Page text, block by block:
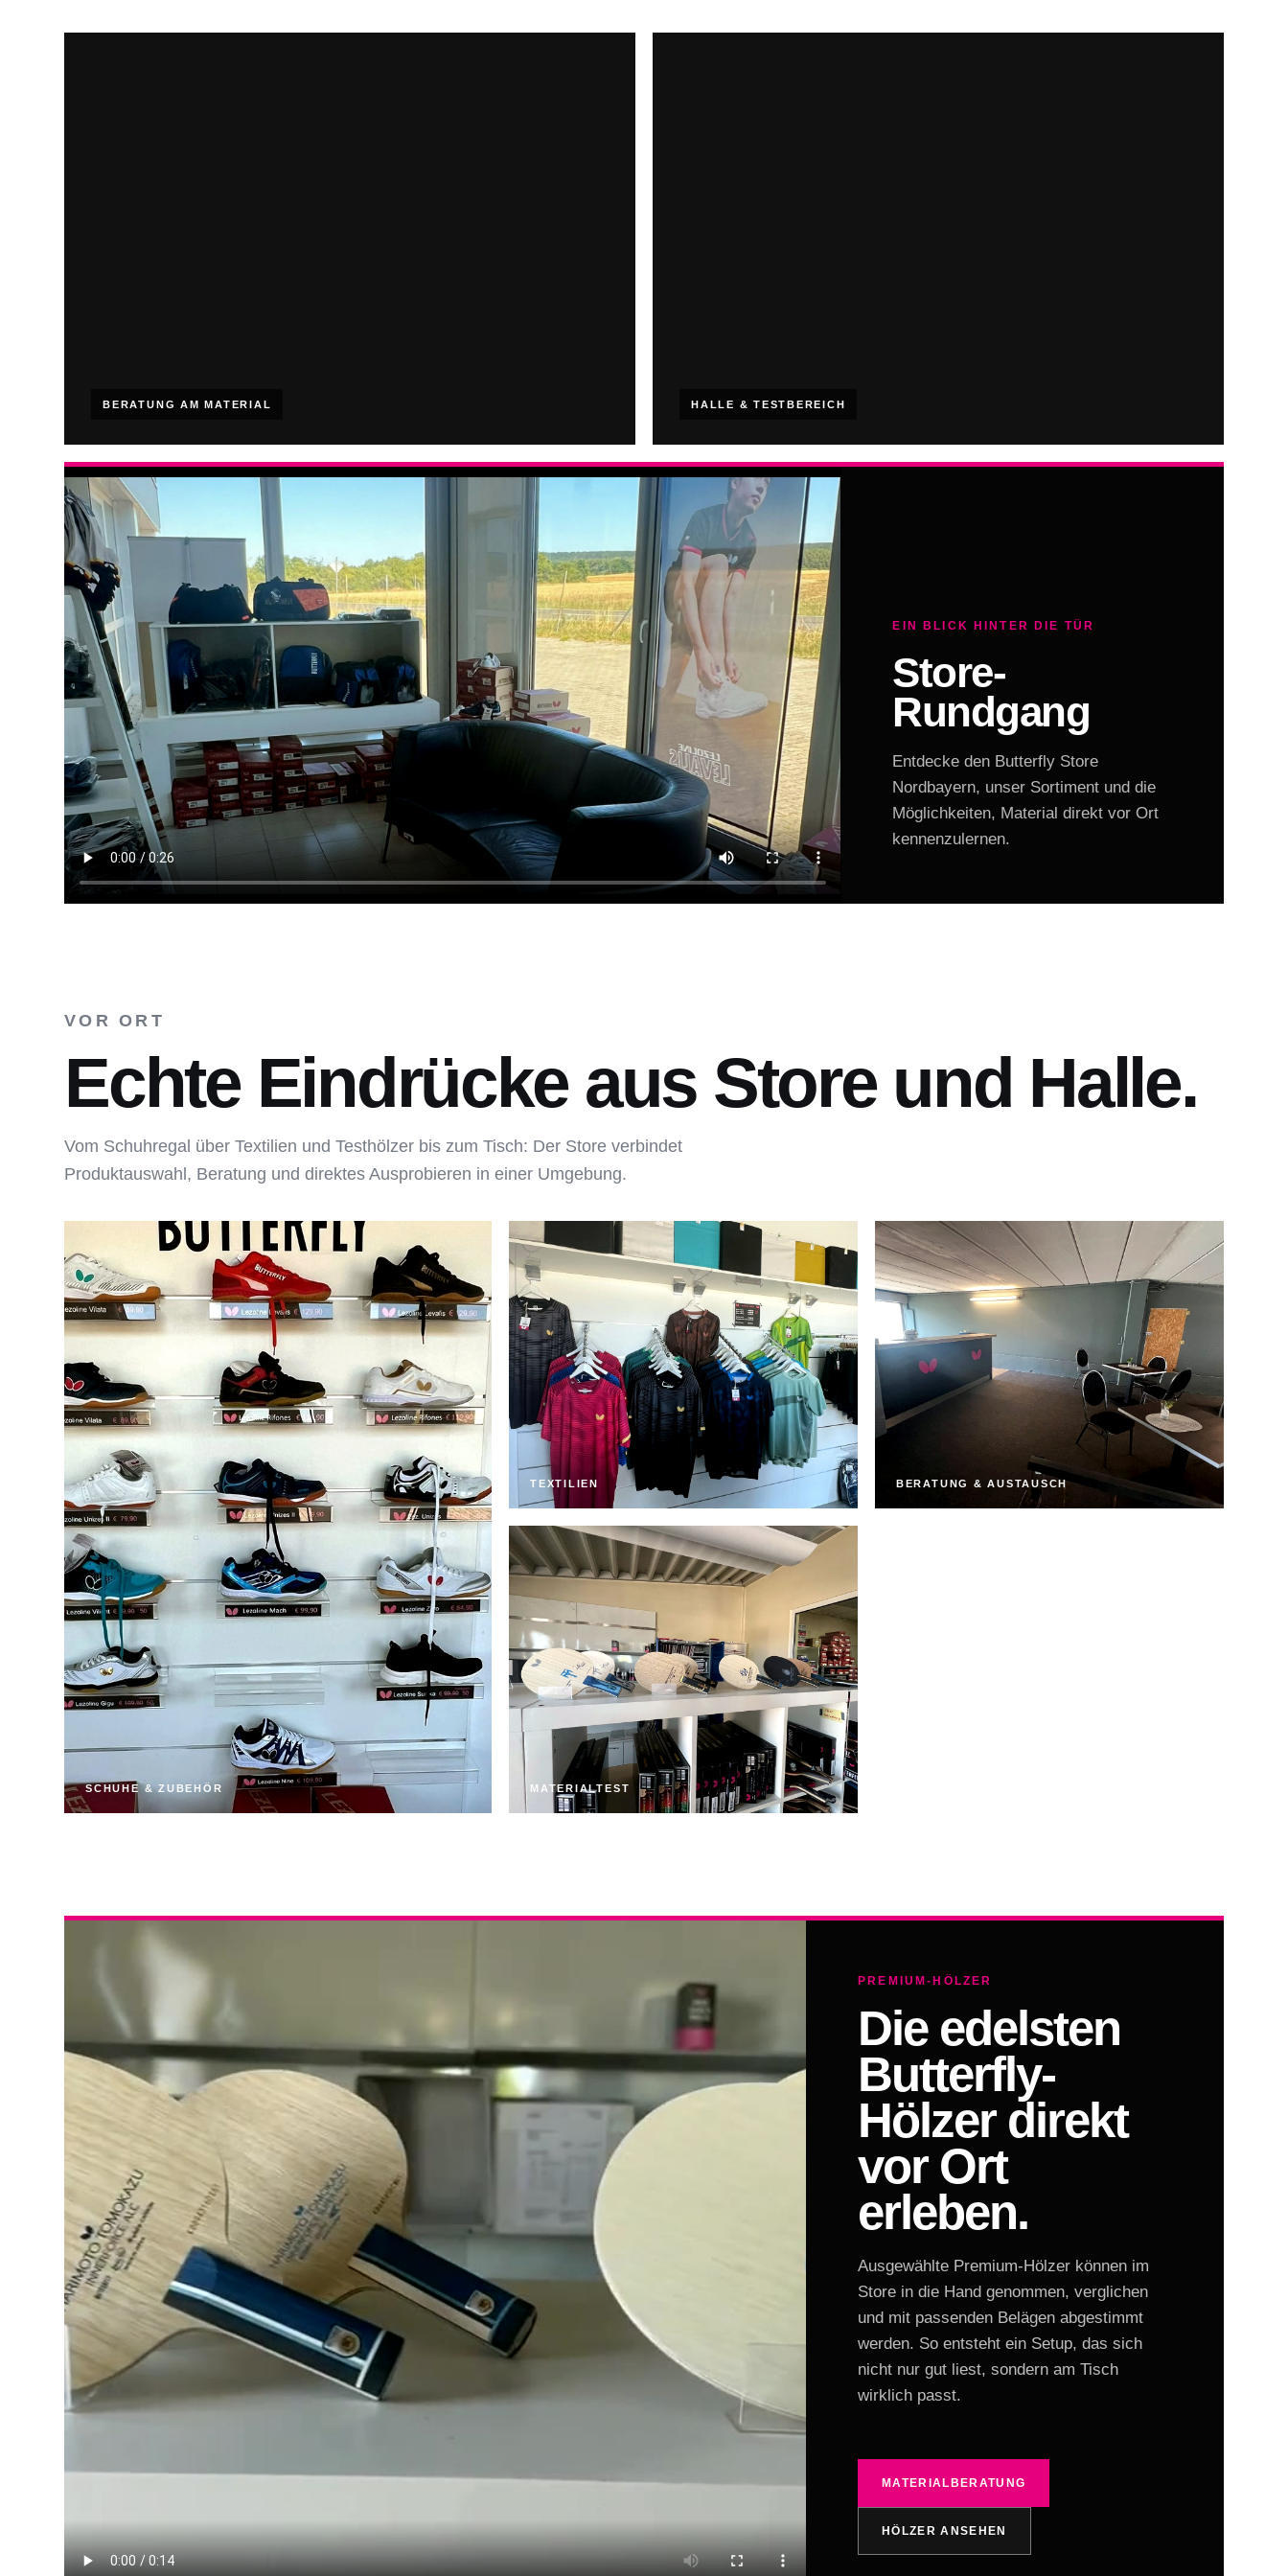
BERATUNG AM MATERIAL HALLE & TESTBEREICH
EIN BLICK HINTER DIE TÜR
Store-
Rundgang
Entdecke den Butterfly Store
Nordbayern, unser Sortiment und die
Möglichkeiten, Material direkt vor Ort
kennenzulernen.
VOR ORT
Echte Eindrücke aus Store und Halle.
Vom Schuhregal über Textilien und Testhölzer bis zum Tisch: Der Store verbindet
Produktauswahl, Beratung und direktes Ausprobieren in einer Umgebung.
SCHUHE & ZUBEHÖR
TEXTILIEN BERATUNG & AUSTAUSCH
MATERIALTEST
PREMIUM-HÖLZER
Die edelsten
Butterfly-
Hölzer direkt
vor Ort
erleben.
Ausgewählte Premium-Hölzer können im
Store in die Hand genommen, verglichen
und mit passenden Belägen abgestimmt
werden. So entsteht ein Setup, das sich
nicht nur gut liest, sondern am Tisch
wirklich passt.
MATERIALBERATUNG
HÖLZER ANSEHEN